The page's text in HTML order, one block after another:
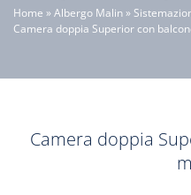
Home »Albergo Malin »
Camera doppia Superior con
Camera doppia